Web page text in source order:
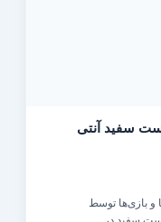
سفید آنتی‌
و بازی‌ها توسط